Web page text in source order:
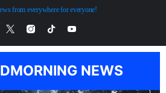
from everywhere for everyone!
NEWS